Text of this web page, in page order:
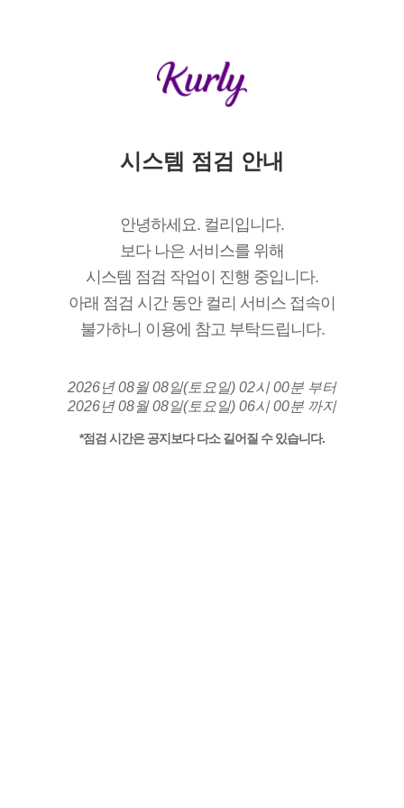
시스템 점검 안내
안녕하세요. 컬리입니다.
보다 나은 서비스를 위해
시스템 점검 작업이 진행 중입니다.
아래 점검 시간 동안 컬리 서비스 접속이
불가하니 이용에 참고 부탁드립니다.
2026년 08월 08일(토요일) 02시 00분 부터
2026년 08월 08일(토요일) 06시 00분 까지
*점검 시간은 공지보다 다소 길어질 수 있습니다.